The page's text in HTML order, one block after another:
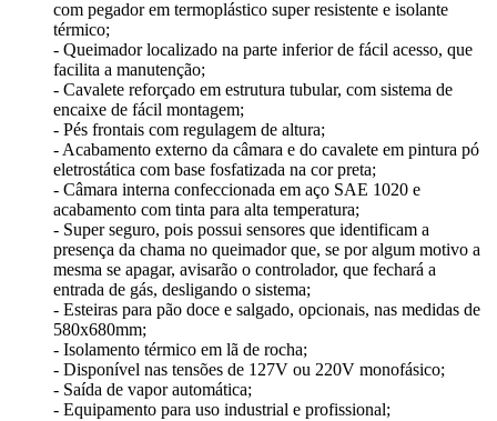
com pegador em termoplástico super resistente e isolante
térmico;
- Queimador localizado na parte inferior de fácil acesso, que
facilita a manutenção;
- Cavalete reforçado em estrutura tubular, com sistema de
encaixe de fácil montagem;
- Pés frontais com regulagem de altura;
- Acabamento externo da câmara e do cavalete em pintura pó
eletrostática com base fosfatizada na cor preta;
- Câmara interna confeccionada em aço SAE 1020 e
acabamento com tinta para alta temperatura;
- Super seguro, pois possui sensores que identificam a
presença da chama no queimador que, se por algum motivo a
mesma se apagar, avisarão o controlador, que fechará a
entrada de gás, desligando o sistema;
- Esteiras para pão doce e salgado, opcionais, nas medidas de
580x680mm;
- Isolamento térmico em lã de rocha;
- Disponível nas tensões de 127V ou 220V monofásico;
- Saída de vapor automática;
- Equipamento para uso industrial e profissional;